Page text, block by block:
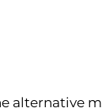
alternative